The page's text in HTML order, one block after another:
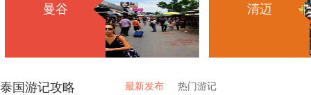
曼谷 清迈
泰国游记攻略 最新发布 热门游记